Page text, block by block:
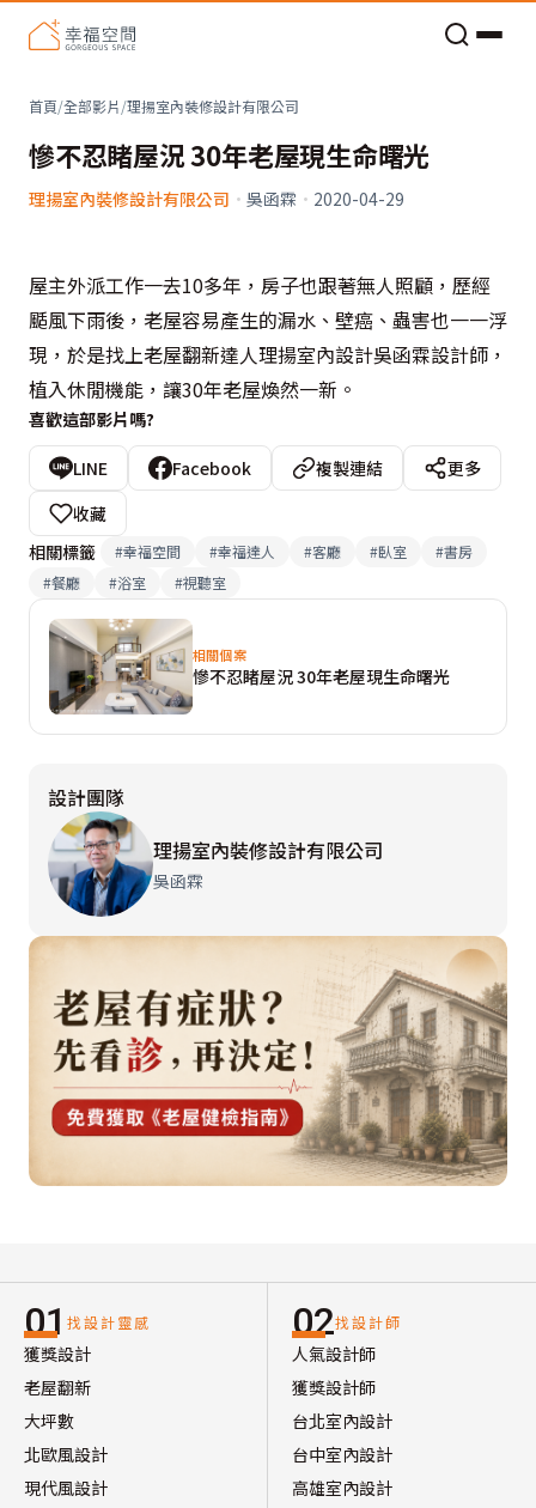
首頁/全部影片/理揚室內裝修設計有限公司
慘不忍睹屋況 30年老屋現生命曙光
理揚室內裝修設計有限公司 · 吳函霖 · 2020-04-29
屋主外派工作一去10多年，房子也跟著無人照顧，歷經
颳風下雨後，老屋容易產生的漏水、壁癌、蟲害也一一浮
現，於是找上老屋翻新達人理揚室內設計吳函霖設計師，
植入休閒機能，讓30年老屋煥然一新。
喜歡這部影片嗎?
LINE Facebook 複製連結
更多
收藏
相關標籤
#幸福空間 #幸福達人 #客廳 #臥室 #書房
#餐廳 #浴室 #視聽室
相關個案
慘不忍睹屋況 30年老屋現生命曙光
設計團隊
理揚室內裝修設計有限公司
吳函霖
01 找設計靈感
獲獎設計
老屋翻新
大坪數
北歐風設計
現代風設計
02找設計師
人氣設計師
獲獎設計師
台北室內設計
台中室內設計
高雄室內設計